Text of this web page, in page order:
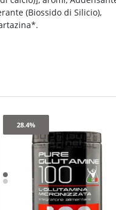
(Biossido di Silicio),
28.4%